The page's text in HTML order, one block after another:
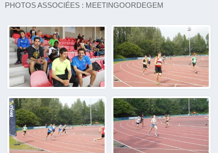
PHOTOS ASSOCIÉES : MEETINGOORDEGEM